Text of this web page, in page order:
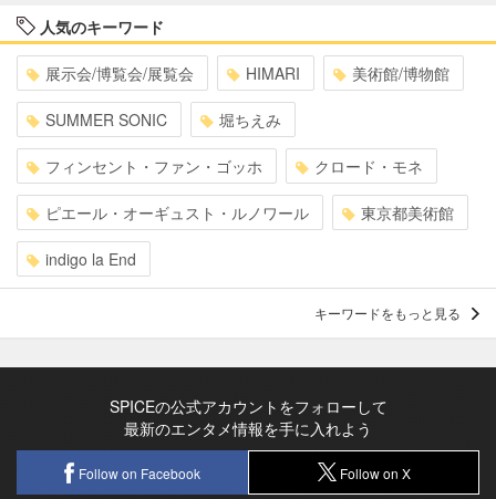
人気のキーワード
展示会/博覧会/展覧会 HIMARI 美術館/博物館
SUMMER SONIC 堀ちえみ
フィンセント・ファン・ゴッホ クロード・モネ
ピエール・オーギュスト・ルノワール 東京都美術館
indigo la End
キーワードをもっと見る
SPICEの公式アカウントをフォローして
最新のエンタメ情報を手に入れよう
Follow on Facebook Follow on X